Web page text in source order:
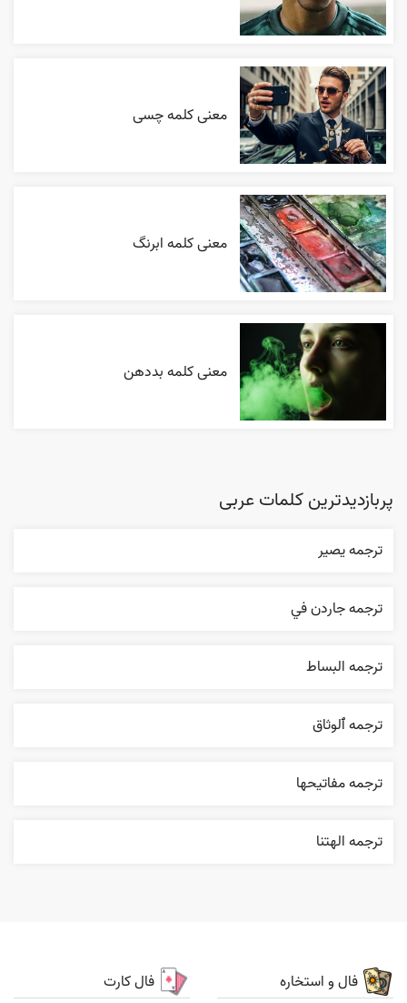
معنی کلمه چسی
معنی کلمه ابرنگ
معنی کلمه بددهن
پربازدیدترین کلمات عربی
ترجمه یصیر
ترجمه جاردن في
ترجمه البساط
ترجمه ٱلوثاق
ترجمه مفاتيحها
ترجمه الهتنا
فال و استخاره فال کارت